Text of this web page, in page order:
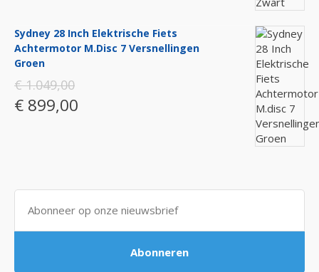
Sydney 28 Inch Elektrische Fiets
Achtermotor M.disc 7 Versnellingen
Groen
€ 1.049,00
€ 899,00
Abonneren